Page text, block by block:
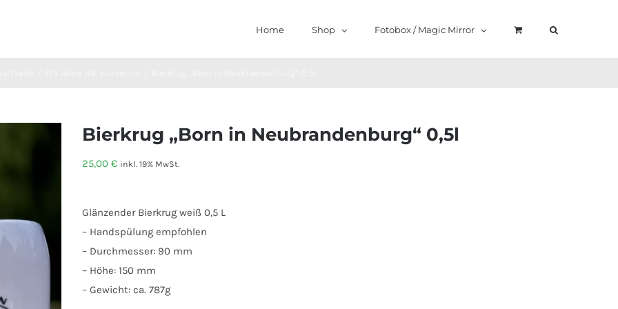
Home Shop Fotobox / Magic Mirror
Bierkrug „Born in Neubrandenburg“ 0,5l
25,00 € inkl. 19% MwSt.
Glänzender Bierkrug weiß 0,5 L
– Handspülung empfohlen
– Durchmesser: 90 mm
– Höhe: 150 mm
– Gewicht: ca. 787g